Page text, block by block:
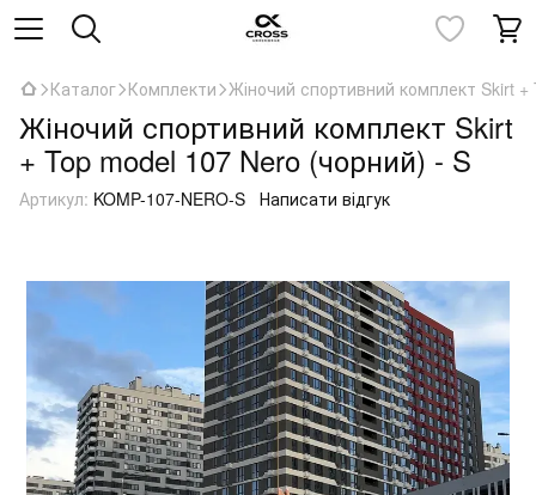
Каталог Комплекти Жіночий спортивний комплект Skirt
Жіночий спортивний комплект Skirt
+ Top model 107 Nero (чорний) - S
Артикул: KOMP-107-NERO-S Написати відгук